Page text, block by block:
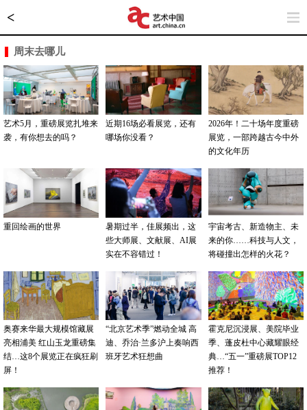
<
周末去哪儿
艺术5月，重磅展览扎堆来
袭，有你想去的吗？
近期16场必看展览，还有
哪场你没看？
2026年！二十场年度重磅
展览，一部跨越古今中外
的文化年历
重回绘画的世界
暑期过半，佳展频出，这
些大师展、文献展、AI展
实在不容错过！
宇宙考古、新造物主、未
来的你……科技与人文，
将碰撞出怎样的火花？
奥赛来华最大规模馆藏展
亮相浦美 红山玉龙重磅集
结…这8个展览正在疯狂刷
屏！
“北京艺术季”燃动全城 高
迪、乔治·兰多沪上奏响西
班牙艺术狂想曲
霍克尼沉浸展、美院毕业
季、蓬皮杜中心藏耀眼经
典…“五一”重磅展TOP12
推荐！